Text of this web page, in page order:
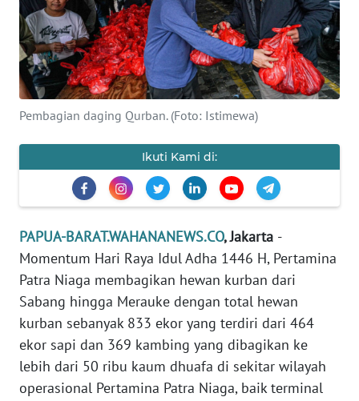
Pembagian daging Qurban. (Foto: Istimewa)
Ikuti Kami di:
PAPUA-BARAT.WAHANANEWS.CO, Jakarta -
Momentum Hari Raya Idul Adha 1446 H, Pertamina
Patra Niaga membagikan hewan kurban dari
Sabang hingga Merauke dengan total hewan
kurban sebanyak 833 ekor yang terdiri dari 464
ekor sapi dan 369 kambing yang dibagikan ke
lebih dari 50 ribu kaum dhuafa di sekitar wilayah
operasional Pertamina Patra Niaga, baik terminal
BERITA
KONTAK
KAMI
INFO
TENTANG
PEDOMAN
MEDIA
SIBER
REDAKSI
KARIR
DISCLAIMER